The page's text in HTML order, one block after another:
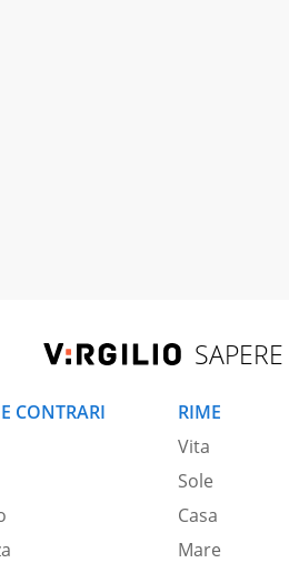
SAPERE
CONTRARI
RIME
Vita
Sole
Casa
Mare